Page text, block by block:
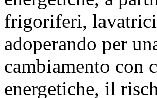
frigoriferi, lavatrici
adoperando per
cambiamento con
energetiche, il